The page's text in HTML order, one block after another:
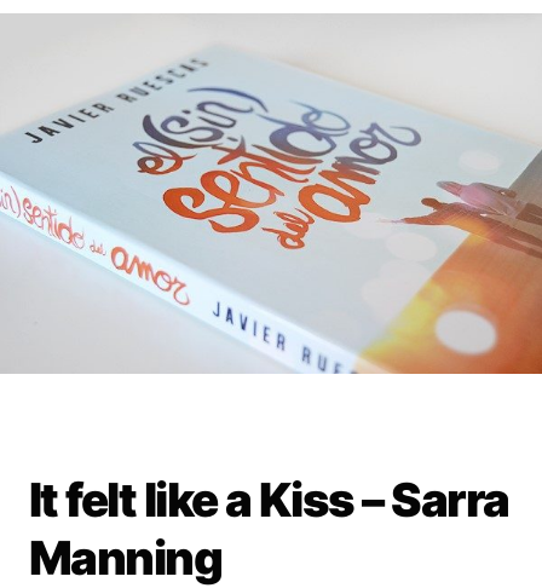
It felt like a Kiss – Sarra
Manning